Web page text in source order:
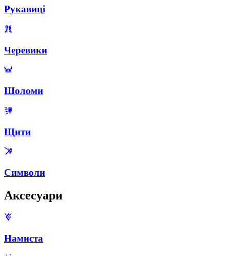
Рукавиці
Черевики
Шоломи
Щити
Символи
Аксесуари
Намиста